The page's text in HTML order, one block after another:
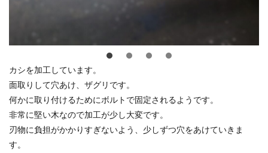
カシを加工しています。
面取りして穴あけ、ザグリです。
何かに取り付けるためにボルトで固定されるようです。
非常に堅い木なので加工が少し大変です。
刃物に負担がかかりすぎないよう、少しずつ穴をあけていきま
す。